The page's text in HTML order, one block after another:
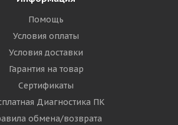
Помощь
Условия оплаты
Условия доставки
Гарантия на товар
Сертификаты
Диагностика ПК
обмена/возврата